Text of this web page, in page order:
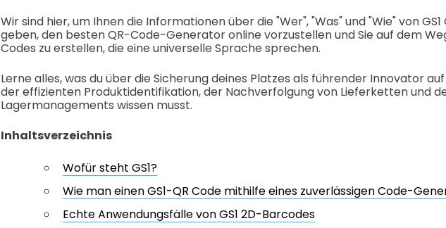
Wir sind hier, um Ihnen die Informationen über die "Wer", "Was" und "Wie" von GS1
geben, den besten QR-Code-Generator online vorzustellen und Sie auf dem
Codes zu erstellen, die eine universelle Sprache sprechen.
Lerne alles, was du über die Sicherung deines Platzes als führender Innovator
der effizienten Produktidentifikation, der Nachverfolgung von Lieferketten und
Lagermanagements wissen musst.
Inhaltsverzeichnis
Wofür steht GS1?
Wie man einen GS1-QR Code mithilfe eines zuverlässigen Code-
Echte Anwendungsfälle von GS1 2D-Barcodes